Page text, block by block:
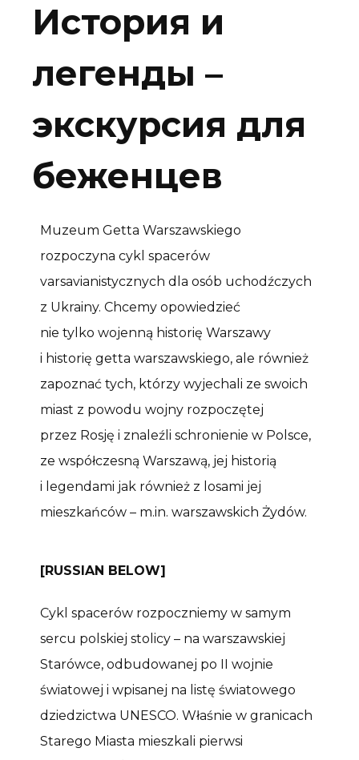
История и
легенды –
экскурсия для
беженцев
Muzeum Getta Warszawskiego
rozpoczyna cykl spacerów
varsavianistycznych dla osób uchodźczych
z Ukrainy. Chcemy opowiedzieć
nie tylko wojenną historię Warszawy
i historię getta warszawskiego, ale również
zapoznać tych, którzy wyjechali ze swoich
miast z powodu wojny rozpoczętej
przez Rosję i znaleźli schronienie w Polsce,
ze współczesną Warszawą, jej historią
i legendami jak również z losami jej
mieszkańców – m.in. warszawskich Żydów.
[RUSSIAN BELOW]
Cykl spacerów rozpoczniemy w samym
sercu polskiej stolicy – na warszawskiej
Starówce, odbudowanej po II wojnie
światowej i wpisanej na listę światowego
dziedzictwa UNESCO. Właśnie w granicach
Starego Miasta mieszkali pierwsi